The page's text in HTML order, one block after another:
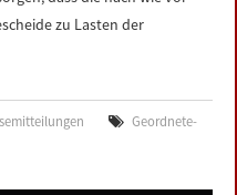
zu Lasten der
Geordnete-